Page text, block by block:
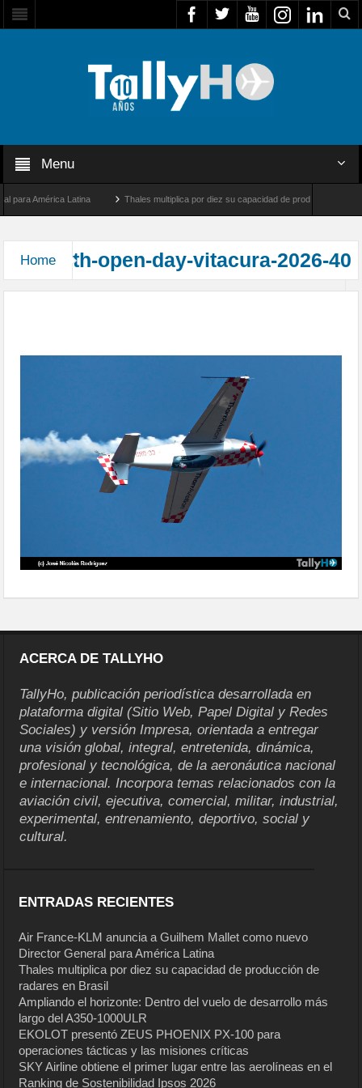
Menu
América Latina Thales multiplica por diez su capacidad de producción de
Home th-open-day-vitacura-2026-40
ACERCA DE TALLYHO
TallyHo, publicación periodística desarrollada en
plataforma digital (Sitio Web, Papel Digital y Redes
Sociales) y versión Impresa, orientada a entregar
una visión global, integral, entretenida, dinámica,
profesional y tecnológica, de la aeronáutica nacional
e internacional. Incorpora temas relacionados con la
aviación civil, ejecutiva, comercial, militar, industrial,
experimental, entrenamiento, deportivo, social y
cultural.
ENTRADAS RECIENTES
Air France-KLM anuncia a Guilhem Mallet como nuevo
Director General para América Latina
Thales multiplica por diez su capacidad de producción de
radares en Brasil
Ampliando el horizonte: Dentro del vuelo de desarrollo más
largo del A350-1000ULR
EKOLOT presentó ZEUS PHOENIX PX-100 para
operaciones tácticas y las misiones críticas
SKY Airline obtiene el primer lugar entre las aerolíneas en el
Ranking de Sostenibilidad Ipsos 2026